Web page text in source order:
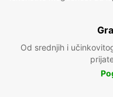
Od srednjih i